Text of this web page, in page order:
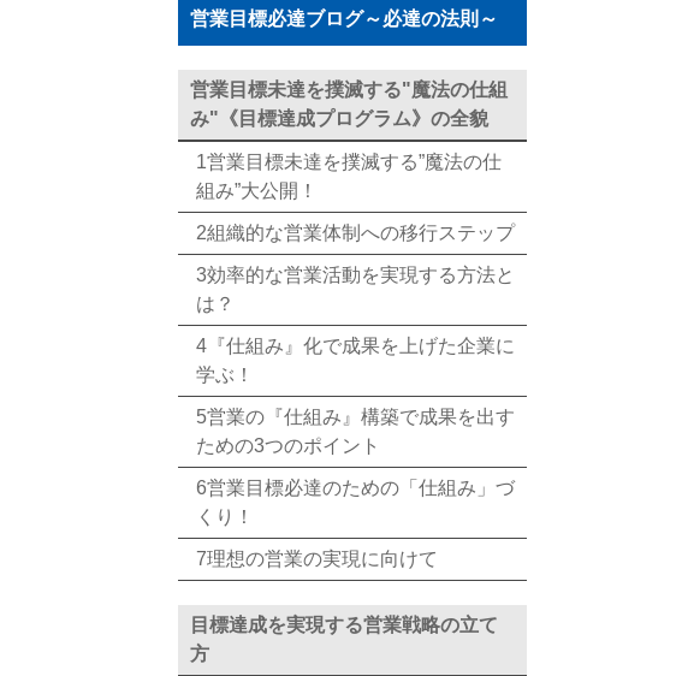
営業目標必達ブログ～必達の法則～
営業目標未達を撲滅する"魔法の仕組
み"《目標達成プログラム》の全貌
1営業目標未達を撲滅する”魔法の仕
組み”大公開！
2組織的な営業体制への移行ステップ
3効率的な営業活動を実現する方法と
は？
4『仕組み』化で成果を上げた企業に
学ぶ！
5営業の『仕組み』構築で成果を出す
ための3つのポイント
6営業目標必達のための「仕組み」づ
くり！
7理想の営業の実現に向けて
目標達成を実現する営業戦略の立て
方